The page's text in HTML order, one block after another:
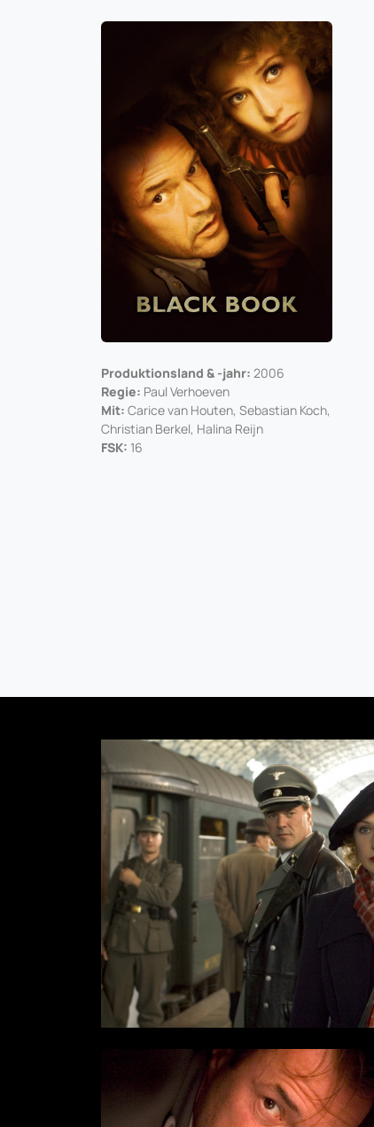
Produktionsland & -jahr: 2006
Regie: Paul Verhoeven
Mit: Carice van Houten, Sebastian Koch,
Christian Berkel, Halina Reijn
FSK: 16